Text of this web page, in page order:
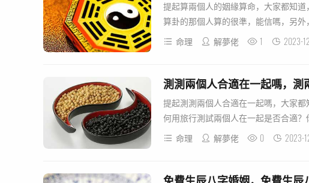
提起算兩個人的姻緣算命，大家都知
算卦的那個人算的很準，能信嗎，另
命理
解夢佬 1 2023-
測測兩個人合適在一起嗎，測
提起測測兩個人合適在一起嗎，大家
何用旅行測試兩個人在一起是否合適
命理
解夢佬 0 2023-